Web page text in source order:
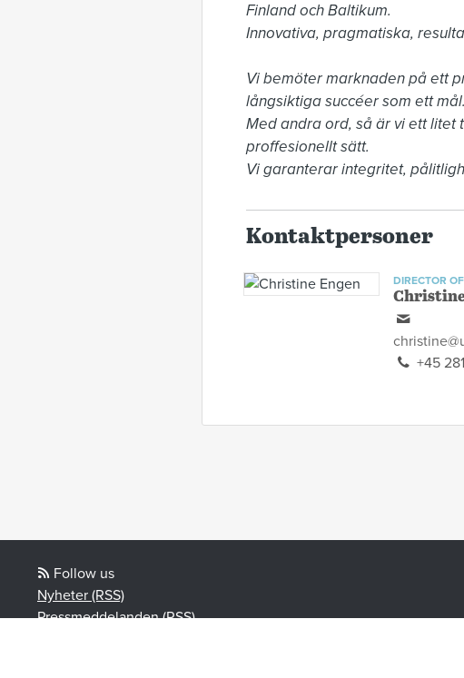
Finland och Baltikum.
Innovativa, pragmatiska,
Vi bemöter marknaden på ett
långsiktiga succéer som ett mål.
Med andra ord, så är vi ett
proffesionellt sätt.
Vi garanterar integritet,
Kontaktpersoner
DIRECTOR
+45
Follow us
Nyheter (RSS)
Pressmeddelanden (RSS)